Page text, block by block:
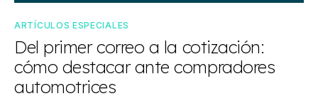
ARTÍCULOS ESPECIALES
Del primer correo a la cotización:
cómo destacar ante compradores
automotrices